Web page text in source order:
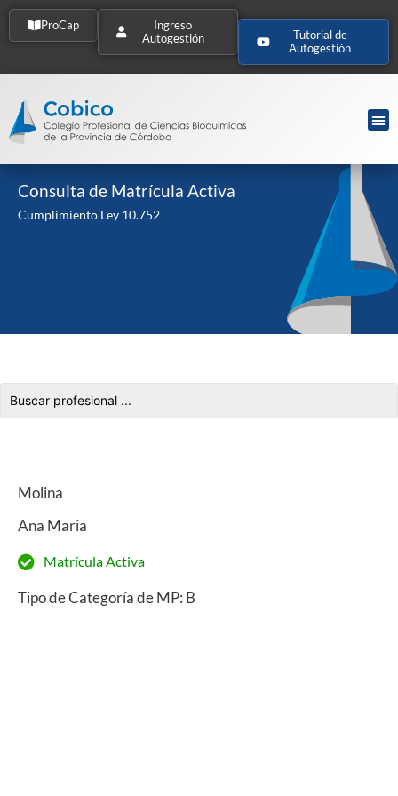
ProCap
Ingreso
Autogestión
Tutorial de
Autogestión
Consulta de Matrícula Activa
Cumplimiento Ley 10.752
Molina
Ana Maria
Matrícula Activa
Tipo de Categoría de MP: B